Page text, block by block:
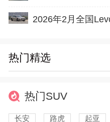
2026年2月全国
热门精选
热门SUV
长安 路虎 起亚